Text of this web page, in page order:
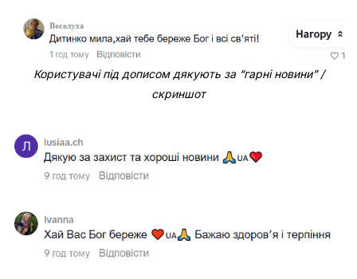
Користувачі під дописом дякують за “гарні новини” /
скриншот